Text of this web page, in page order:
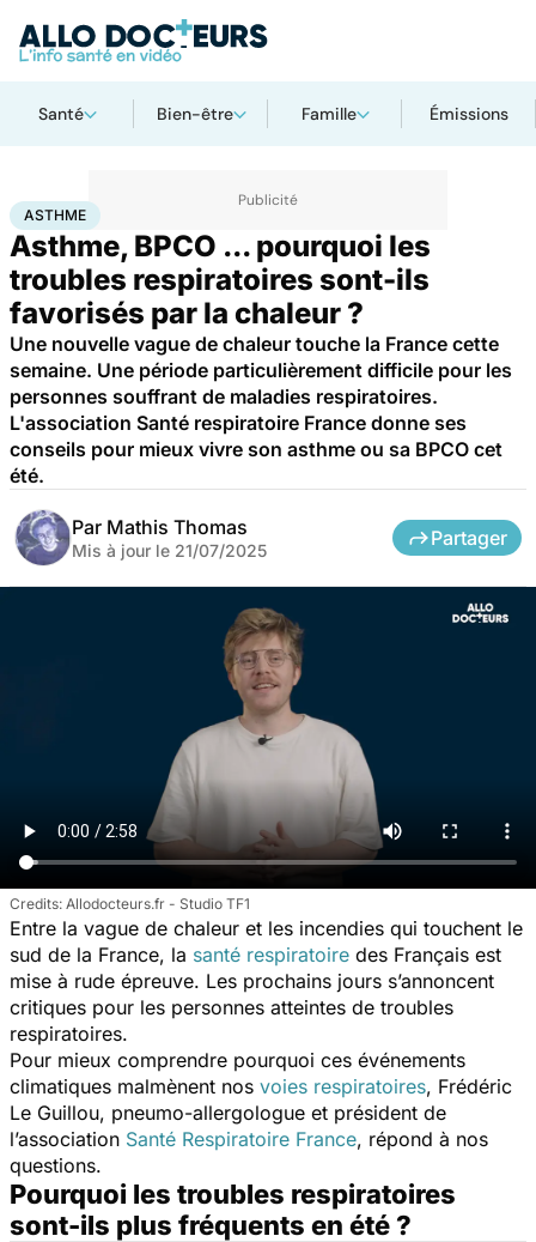
Santé Bien-être Famille Émissions
AccueilSanté
ASTHME
Asthme, BPCO ... pourquoi les
troubles respiratoires sont-ils
favorisés par la chaleur ?
Une nouvelle vague de chaleur touche la France cette
semaine. Une période particulièrement difficile pour les
personnes souffrant de maladies respiratoires.
L'association Santé respiratoire France donne ses
conseils pour mieux vivre son asthme ou sa BPCO cet
été.
Par Mathis Thomas
Mis à jour le 21/07/2025
Partager
Allodocteurs.fr - Studio TF1
Entre la vague de chaleur et les incendies qui touchent le
sud de la France, la santé respiratoire des Français est
mise à rude épreuve. Les prochains jours s’annoncent
critiques pour les personnes atteintes de troubles
respiratoires.
Pour mieux comprendre pourquoi ces événements
climatiques malmènent nos voies respiratoires, Frédéric
Le Guillou, pneumo-allergologue et président de
l’association Santé Respiratoire France, répond à nos
questions.
Pourquoi les troubles respiratoires
sont-ils plus fréquents en été ?